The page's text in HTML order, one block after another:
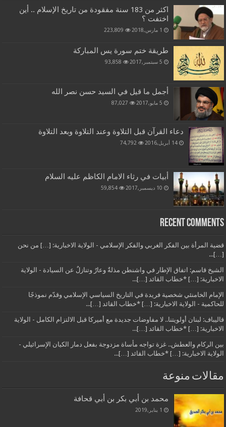
اكثر من 183 سنة مفقودة من تاريخ الإسلام .. أين
اختفت ؟
1 مارس,2018 223,809
طريقة ختم سورة يس المباركة
5 سبتمبر,2017 93,858
أجمل ما قيل في السيد حسن نصر الله
5 مايو,2017 87,027
دعاء القرآن قبل التلاوة وعند التلاوة وبعد التلاوة
14 أبريل,2016 74,792
أبيات في رثاء الامام الكاظم عليه السلام
10 ديسمبر,2017 59,854
Recent Comments
قضية المرأة بين الفكر الغربي والفكر الإسلامي - الولاية الاخبارية: […] من نحن
[…]...
الشيخ قاسم: اتفاق الإطار في واشنطن مذلةٌ وعارٌ وتنازلٌ عن السيادة - الولاية
الاخبارية: […] *خطاب القائد […]...
الإمام الخامنئي شخصية فريدة في التاريخ السياسي الإسلامي وقدّم نموذجًا
للحاكمية - الولاية الاخبارية: […] *خطاب القائد […]...
قاليباف: لبنان أولويتنا.. لا مفاوضات جديدة مع أميركا قبل الالتزام الكامل - الولاية
الاخبارية: […] *خطاب القائد […]...
بين الركام والعطش.. غزة تواجه مأساة مزدوجة بفعل دمار الكيان الإسرائيلي -
الولاية الاخبارية: […] *خطاب القائد […]...
مقالات منوعة
محمد بن أبي بكر بن أبي قحافة
1 يناير,2019